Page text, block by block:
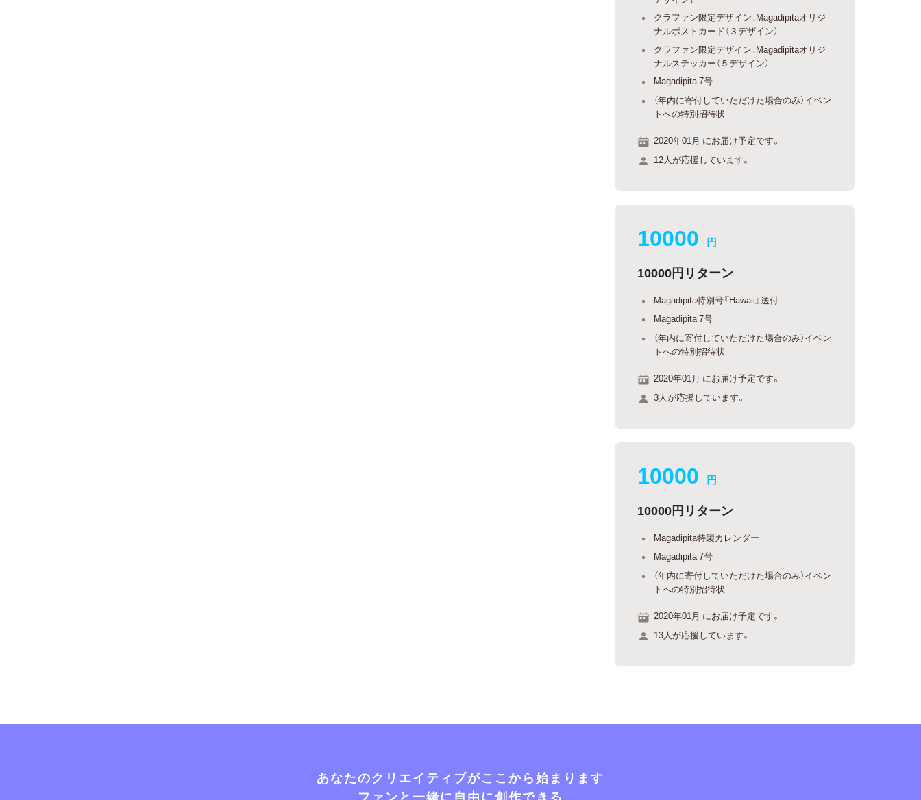
クラファン限定デザイン！Magadipitaオリジ
ナルポストカード（３デザイン）
クラファン限定デザイン！Magadipitaオリジ
ナルステッカー（５デザイン）
Magadipita 7号
（年内に寄付していただけた場合のみ）イベン
トへの特別招待状
2020年01月 にお届け予定です。
12人が応援しています。
10000 円
10000円リターン
Magadipita特別号『Hawaii』送付
Magadipita 7号
（年内に寄付していただけた場合のみ）イベン
トへの特別招待状
2020年01月 にお届け予定です。
3人が応援しています。
10000 円
10000円リターン
Magadipita特製カレンダー
Magadipita 7号
（年内に寄付していただけた場合のみ）イベン
トへの特別招待状
2020年01月 にお届け予定です。
13人が応援しています。
あなたのクリエイティブがここから始まります
ファンと一緒に自由に創作できる